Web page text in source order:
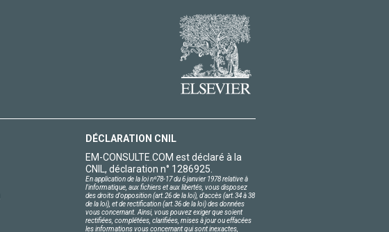
DÉCLARATION CNIL
EM-CONSULTE.COM est déclaré à la
CNIL, déclaration n° 1286925.
En application de la loi nº78-17 du 6 janvier 1978 relative à
l'informatique, aux fichiers et aux libertés, vous disposez
des droits d'opposition (art.26 de la loi), d'accès (art.34 à 38
de la loi), et de rectification (art.36 de la loi) des données
vous concernant. Ainsi, vous pouvez exiger que soient
rectifiées, complétées, clarifiées, mises à jour ou effacées
les informations vous concernant qui sont inexactes,